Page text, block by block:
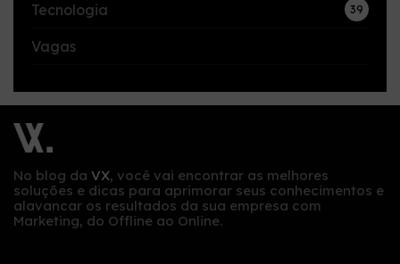
Tecnologia 39
Vagas
No blog da VX, você vai encontrar as melhores
soluções e dicas para aprimorar seus conhecimentos e
alavancar os resultados da sua empresa com
Marketing, do Offline ao Online.